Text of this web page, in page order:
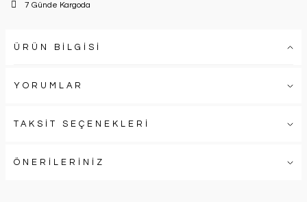
7 Günde Kargoda
ÜRÜN BİLGİSİ
YORUMLAR
TAKSİT SEÇENEKLERİ
ÖNERİLERİNİZ